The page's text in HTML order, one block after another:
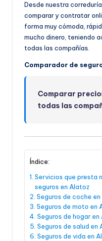
Desde nuestra
comparar y contratar
forma muy cómoda,
mucho dinero, teniendo
todas las compañías.
Comparador de
Comparar
todas las
Índice:
Servicios que presta
seguros en Alatoz
Seguros de coche
Seguros de moto en
Seguros de hogar en
Seguros de salud en
Seguros de vida en